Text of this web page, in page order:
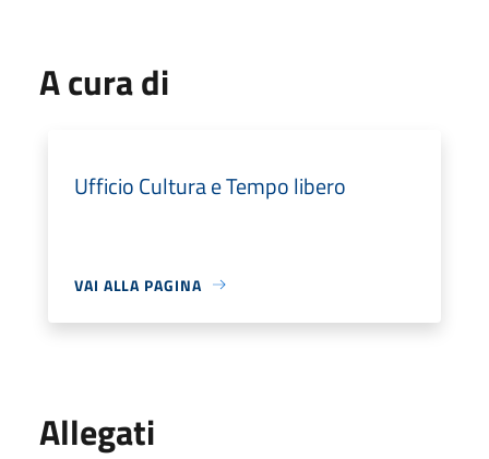
A cura di
Ufficio Cultura e Tempo libero
VAI ALLA PAGINA
Allegati